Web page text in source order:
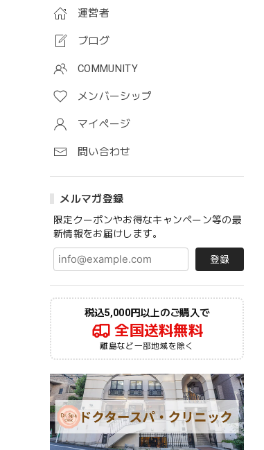
運営者
ブログ
COMMUNITY
メンバーシップ
マイページ
問い合わせ
メルマガ登録
限定クーポンやお得なキャンペーン等の最
新情報をお届けします。
登録
税込5,000円以上のご購入で
全国送料無料
離島など一部地域を除く